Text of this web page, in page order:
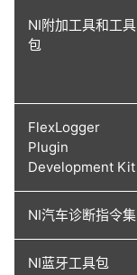
NI附加工具和工具
包
FlexLogger
Plugin
Development Kit
NI汽车诊断指令集
NI蓝牙工具包